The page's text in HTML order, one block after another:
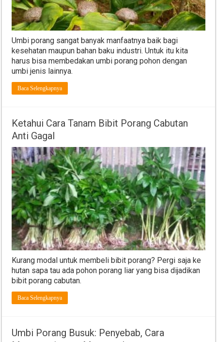
Umbi porang sangat banyak manfaatnya baik bagi
kesehatan maupun bahan baku industri. Untuk itu kita
harus bisa membedakan umbi porang pohon dengan
umbi jenis lainnya.
Baca Selengkapnya
Ketahui Cara Tanam Bibit Porang Cabutan
Anti Gagal
Kurang modal untuk membeli bibit porang? Pergi saja ke
hutan sapa tau ada pohon porang liar yang bisa dijadikan
bibit porang cabutan.
Baca Selengkapnya
Umbi Porang Busuk: Penyebab, Cara